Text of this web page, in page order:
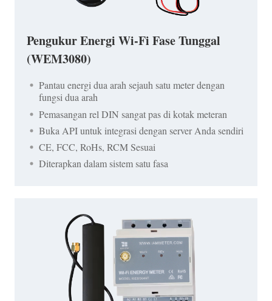
Pengukur Energi Wi-Fi Fase Tunggal
(WEM3080)
Pantau energi dua arah sejauh satu meter dengan
fungsi dua arah
Pemasangan rel DIN sangat pas di kotak meteran
Buka API untuk integrasi dengan server Anda sendiri
CE, FCC, RoHs, RCM Sesuai
Diterapkan dalam sistem satu fasa